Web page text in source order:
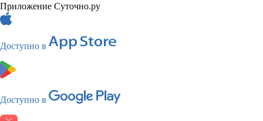
Приложение Суточно.ру
Доступно в
Доступно в